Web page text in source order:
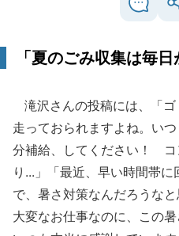
「夏のごみ収集は毎日
滝沢さんの投稿には、「
走っておられますよね。い
分補給、してください！ コ
り...」「最近、早い時間帯
で、暑さ対策なんだろうな
大変なお仕事なのに、この